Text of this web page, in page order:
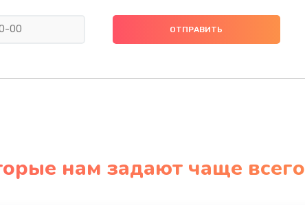
нам задают чаще всего